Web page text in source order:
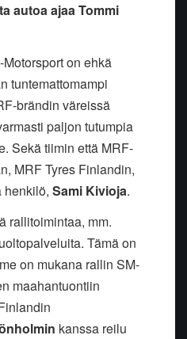
autoa ajaa Tommi
Motorsport on ehkä
tuntemattomampi
brändin väreissä
paljon tutumpia
Sekä tiimin että MRF-
MRF Tyres Finlandin,
henkilö, Sami Kivioja.
rallitoimintaa, mm.
Tämä on
on mukana rallin SM-
maahantuontiin
kanssa reilu